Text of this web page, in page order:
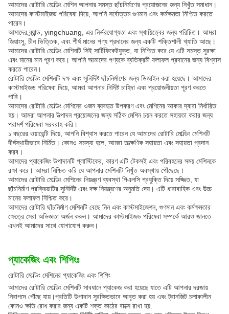
আমাদের রোটারি মোল্ডিং মেশিন আপনার সমস্ত ছাঁচনির্মাণের প্রয়োজনের জন্য নিখুঁত সমাধান।
আমাদের কাস্টমাইজড পরিষেবা দিয়ে, আপনি সর্বোত্তম গুণমান এবং কর্মক্ষমতা নিশ্চিত করতে
পারেন।
আমাদের ব্র্যান্ড, yingchuang, এর নির্ভরযোগ্যতা এবং স্থায়িত্বের জন্য পরিচিত। আমরা
জিয়াংসু, চীন ভিত্তিক, এবং শীর্ষ মানের পণ্য প্রদানের জন্য একটি শক্তিশালী খ্যাতি আছে।
আমাদের রোটারি মোল্ডিং মেশিনটি সিই সার্টিফিকেটযুক্ত, যা নিশ্চিত করে যে এটি সমস্ত সুরক্ষা
এবং মানের মান পূরণ করে। আপনি আমাদের পণ্যকে ব্যতিক্রমী ফলাফল প্রদানের জন্য বিশ্বাস
করতে পারেন।
রোটারি মোল্ডিং মেশিনটি দক্ষ এবং সুনির্দিষ্ট ছাঁচনির্মাণের জন্য ডিজাইন করা হয়েছে। আমাদের
কাস্টমাইজড পরিষেবা দিয়ে, আমরা আপনার নির্দিষ্ট চাহিদা এবং প্রয়োজনীয়তা পূরণ করতে
পারি।
আমাদের রোটারি মোল্ডিং মেশিনের ওজন ব্যবহৃত উপকরণ এবং মেশিনের আকার দ্বারা নির্ধারিত
হয়। আমরা আপনার উত্পাদন প্রয়োজনের জন্য সঠিক মেশিন চয়ন করতে সহায়তা করার জন্য
পরামর্শ পরিষেবা সরবরাহ করি।
১ বছরের ওয়ারেন্টি দিয়ে, আপনি বিশ্বাস করতে পারেন যে আমাদের রোটারি মোল্ডিং মেশিনটি
দীর্ঘস্থায়ীভাবে নির্মিত। কোনও সমস্যা হলে, আমরা তাত্ক্ষণিক সহায়তা এবং সহায়তা প্রদান
করব।
আমাদের প্যাকেজিং উপাদানটি প্লাস্টিকের, কারণ এটি টেকসই এবং পরিবহনের সময় মেশিনকে
রক্ষা করে। আমরা নিশ্চিত করি যে আপনার মেশিনটি নিখুঁত অবস্থায় পৌঁছেছে।
আমাদের রোটারি মোল্ডিং মেশিনের নিয়ন্ত্রণ ব্যবস্থা পিএলসি প্রযুক্তি দিয়ে সজ্জিত, যা
ছাঁচনির্মাণ প্রক্রিয়াটির সুনির্দিষ্ট এবং দক্ষ নিয়ন্ত্রণের অনুমতি দেয়। এটি ধারাবাহিক এবং উচ্চ
মানের ফলাফল নিশ্চিত করে।
আমাদের রোটারি ছাঁচনির্মাণ মেশিনটি বেছে নিন এবং কাস্টমাইজেশন, গুণমান এবং কর্মক্ষমতার
ক্ষেত্রে সেরা অভিজ্ঞতা অর্জন করুন। আমাদের কাস্টমাইজড পরিষেবা সম্পর্কে আরও জানতে
এখনই আমাদের সাথে যোগাযোগ করুন।
প্যাকেজিং এবং শিপিংঃ
রোটারি মোল্ডিং মেশিনের প্যাকেজিং এবং শিপিং
আমাদের রোটারি মোল্ডিং মেশিনটি সাবধানে প্যাকেজ করা হয়েছে যাতে এটি আপনার দরজায়
নিরাপদে পৌঁছে যায়।প্রতিটি উপাদান সুরক্ষিতভাবে আবৃত করা হয় এবং ট্রানজিট চলাকালীন
কোনও ক্ষতি রোধ করার জন্য একটি শক্ত কাঠের বাক্সে রাখা হয়.